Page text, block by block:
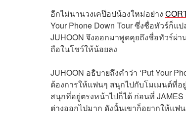
อีกไม่นานวงเคป๊อปน้องใหม่อย่าง
Your Phone Down Tour ซึ่งชื่อทัวร์ก็แ
JUHOON จึงออกมาพูดคุยถึงชื่อทัวร์ผ่
ถือในโชว์ให้น้อยลง
JUHOON อธิบายถึงคำว่า ‘Put Your
ต้องการให้แฟนๆ สนุกไปกับโมเมนต์ที่อ
สนุกที่อยู่ตรงหน้าไปก็ได้ ก่อนที่
ต่างออกไปมาก ดังนั้นเขาก็อยากให้แฟ